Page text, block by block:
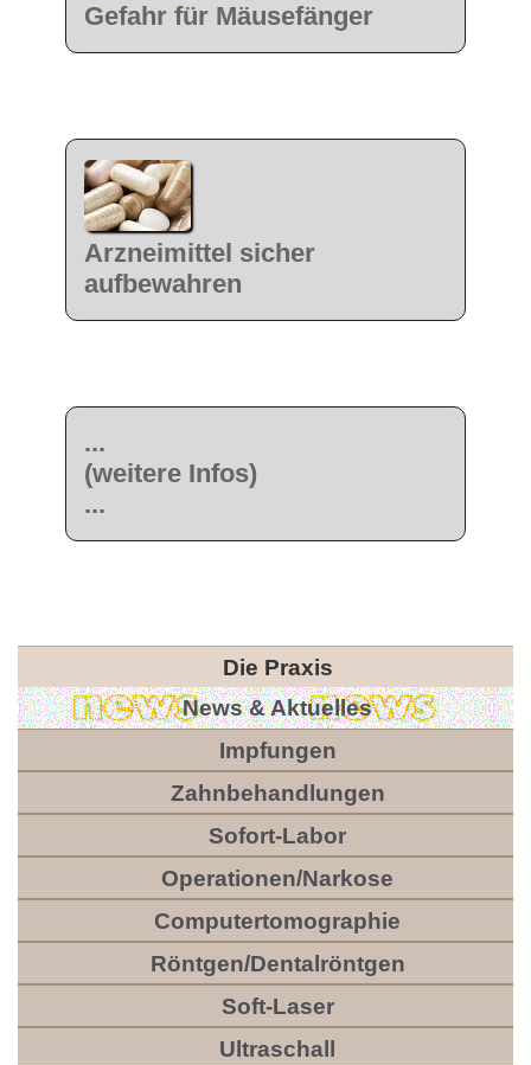
Gefahr für Mäusefänger
Arzneimittel sicher
aufbewahren
...
(weitere Infos)
...
Die Praxis
News & Aktuelles
Impfungen
Zahnbehandlungen
Sofort-Labor
Operationen/Narkose
Computertomographie
Röntgen/Dentalröntgen
Soft-Laser
Ultraschall